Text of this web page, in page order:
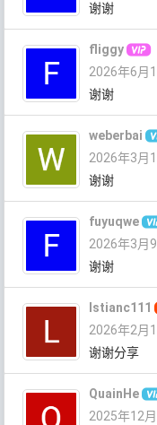
谢谢
fliggy
2026年6月
谢谢
weberbai
2026年3月
谢谢
fuyuqwe
2026年3月
谢谢
lstianc111
2026年2月
谢谢分享
QuainHe
2025年12